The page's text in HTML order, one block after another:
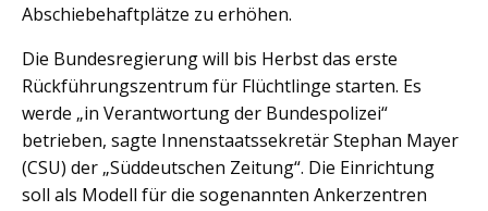
Abschiebehaftplätze zu erhöhen.
Die Bundesregierung will bis Herbst das erste
Rückführungszentrum für Flüchtlinge starten. Es
werde „in Verantwortung der Bundespolizei“
betrieben, sagte Innenstaatssekretär Stephan Mayer
(CSU) der „Süddeutschen Zeitung“. Die Einrichtung
soll als Modell für die sogenannten Ankerzentren